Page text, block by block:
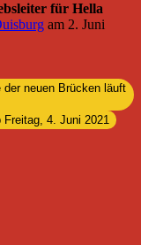
für Hella
am 2. Juni
der neuen Brücken läuft
Freitag, 4. Juni 2021